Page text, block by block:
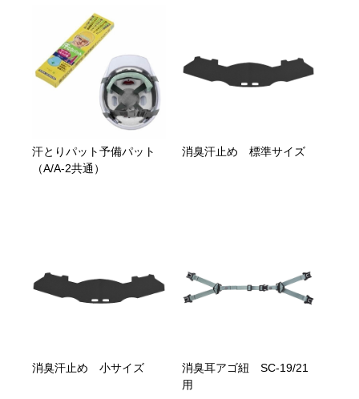
汗とりパット予備パット
（A/A-2共通）
消臭汗止め 標準サイズ
消臭汗止め 小サイズ
消臭耳アゴ紐 SC-19/21
用